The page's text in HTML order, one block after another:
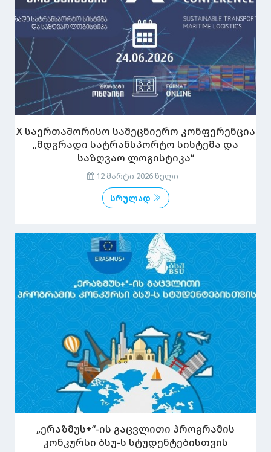
X საერთაშორისო სამეცნიერო კონფერენცია
„მდგრადი სატრანსპორტო სისტემა და
საზღვაო ლოგისტიკა“
12 მარტი 2026 წელი
სრულად
„ერაზმუს+“-ის გაცვლითი პროგრამის
კონკურსი ბსუ-ს სტუდენტებისთვის